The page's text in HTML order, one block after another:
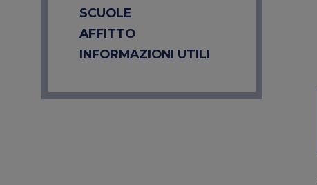
SCUOLE
AFFITTO
INFORMAZIONI UTILI